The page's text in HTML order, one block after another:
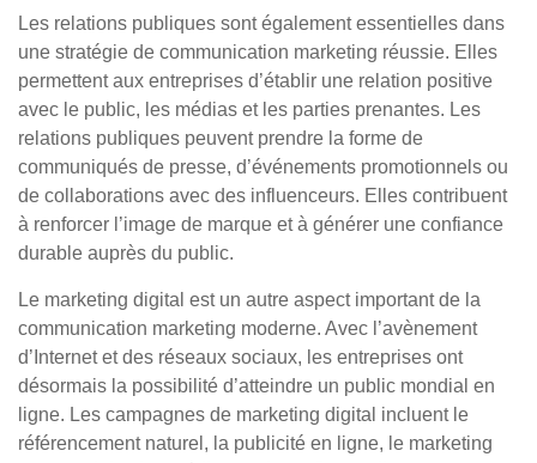
Les relations publiques sont également essentielles dans
une stratégie de communication marketing réussie. Elles
permettent aux entreprises d’établir une relation positive
avec le public, les médias et les parties prenantes. Les
relations publiques peuvent prendre la forme de
communiqués de presse, d’événements promotionnels ou
de collaborations avec des influenceurs. Elles contribuent
à renforcer l’image de marque et à générer une confiance
durable auprès du public.
Le marketing digital est un autre aspect important de la
communication marketing moderne. Avec l’avènement
d’Internet et des réseaux sociaux, les entreprises ont
désormais la possibilité d’atteindre un public mondial en
ligne. Les campagnes de marketing digital incluent le
référencement naturel, la publicité en ligne, le marketing